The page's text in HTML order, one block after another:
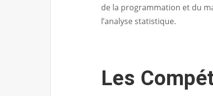
de la programmation et du
l’analyse statistique.
Les